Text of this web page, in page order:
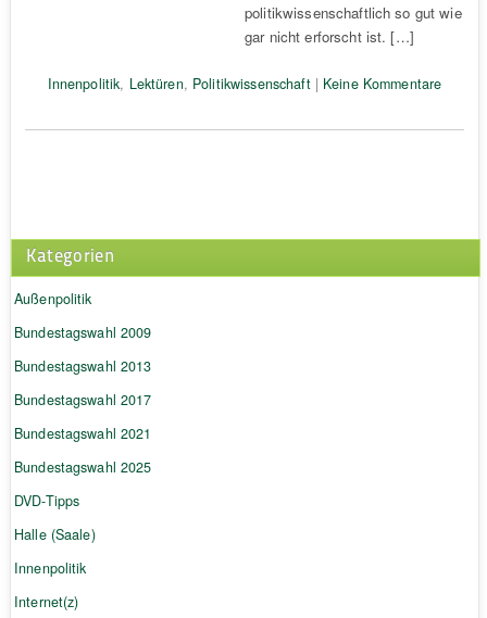
politikwissenschaftlich so gut wie
gar nicht erforscht ist. […]
Innenpolitik, Lektüren, Politikwissenschaft| Keine Kommentare
Kategorien
Außenpolitik
Bundestagswahl 2009
Bundestagswahl 2013
Bundestagswahl 2017
Bundestagswahl 2021
Bundestagswahl 2025
DVD-Tipps
Halle (Saale)
Innenpolitik
Internet(z)